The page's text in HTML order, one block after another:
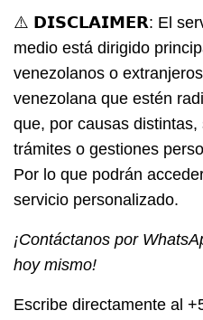
⚠️ 𝗗𝗜𝗦𝗖𝗟𝗔𝗜𝗠𝗘𝗥: El
medio está dirigido
venezolanos o
venezolana que estén
que, por causas
trámites o gestiones
Por lo que podrán
servicio personalizado.
¡Contáctanos por
hoy mismo!
Escribe directamente al